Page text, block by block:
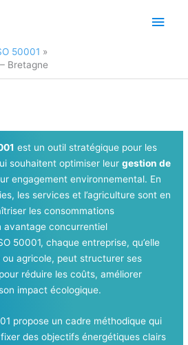
50001
Bretagne
est un outil stratégique pour les
souhaitent optimiser leurgestion de
engagement environnemental. En
les services et l’agriculture sont en
les consommations
avantage concurrentiel
50001, chaque entreprise, qu’elle
agricole, peut structurer ses
réduire les coûts, améliorer
impact écologique.
propose un cadre méthodique qui
des objectifs énergétiques clairs